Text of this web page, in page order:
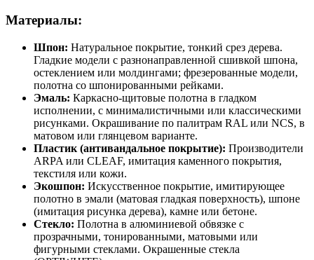
Материалы:
Шпон: Натуральное покрытие, тонкий срез дерева.
Гладкие модели с разнонаправленной сшивкой шпона,
остеклением или молдингами; фрезерованные модели,
полотна со шпонированными рейками.
Эмаль: Каркасно-щитовые полотна в гладком
исполнении, с минималистичными или классическими
рисунками. Окрашивание по палитрам RAL или NCS, в
матовом или глянцевом варианте.
Пластик (антивандальное покрытие): Производители
ARPA или CLEAF, имитация каменного покрытия,
текстиля или кожи.
Экошпон: Искусственное покрытие, имитирующее
полотно в эмали (матовая гладкая поверхность), шпоне
(имитация рисунка дерева), камне или бетоне.
Стекло: Полотна в алюминиевой обвязке с
прозрачными, тонированными, матовыми или
фигурными стеклами. Окрашенные стекла